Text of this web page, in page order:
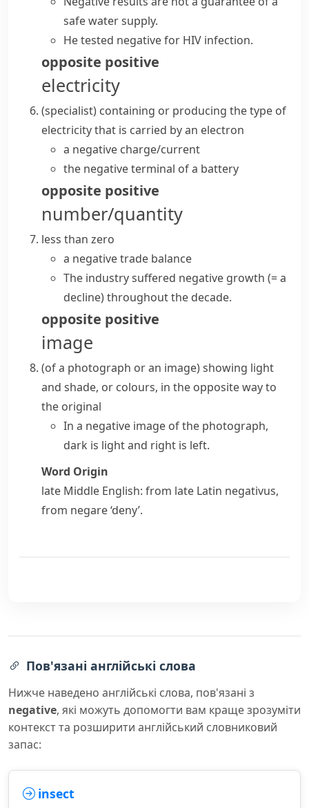
safe water supply.
Hetested negative for HIV infection.
opposite positive
electricity
(specialist) containing or producing the type of
electricity that is carried by an electron
a negative charge/current
the negative terminal of a battery
opposite positive
number/quantity
less than zero
a negative trade balance
The industry suffered negative growth (= a
decline)throughout the decade.
opposite positive
image
(of a photograph or an image)showing light
and shade, or colours, in the opposite way to
the original
In a negative image of the photograph,
dark is light and right is left.
Word Origin
late Middle English: from late Latin negativus,
from negare‘deny’.
Пов'язані англійські слова
Нижче наведено англійські слова, пов'язані з
negative, які можуть допомогти вам краще зрозуміти
контекст та розширити англійський словниковий
запас:
insect